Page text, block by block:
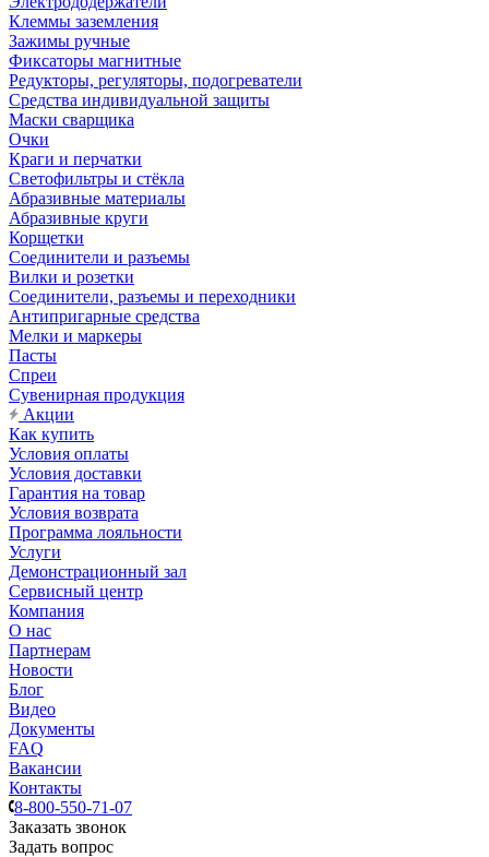
Клеммы заземления
Зажимы ручные
Фиксаторы магнитные
Редукторы, регуляторы, подогреватели
Средства индивидуальной защиты
Маски сварщика
Очки
Краги и перчатки
Светофильтры и стёкла
Абразивные материалы
Абразивные круги
Корщетки
Соединители и разъемы
Вилки и розетки
Соединители, разъемы и переходники
Антипригарные средства
Мелки и маркеры
Пасты
Спреи
Сувенирная продукция
Акции
Как купить
Условия оплаты
Условия доставки
Гарантия на товар
Условия возврата
Программа лояльности
Услуги
Демонстрационный зал
Сервисный центр
Компания
О нас
Партнерам
Новости
Блог
Видео
Документы
FAQ
Вакансии
Контакты
8-800-550-71-07
Заказать звонок
Задать вопрос